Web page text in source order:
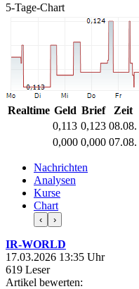
5-Tage-Chart
Realtime Geld Brief
Zeit
0,113 0,123 08.08.
0,000 0,000 07.08.
Nachrichten
Analysen
Kurse
Chart
‹ ›
IR-WORLD
17.03.2026 13:35 Uhr
619 Leser
Artikel bewerten: